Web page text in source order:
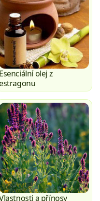
Esenciální olej z
a přínosy